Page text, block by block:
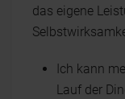
das eigene
Ich kann
Lauf der